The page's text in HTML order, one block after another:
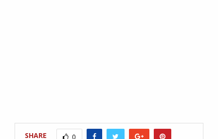
SHARE 0